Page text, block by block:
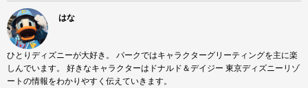
はな
ひとりディズニーが大好き。 パークではキャラクターグリーティングを主に楽
しんでいます。 好きなキャラクターはドナルド＆デイジー 東京ディズニーリゾ
ートの情報をわかりやすく伝えていきます。